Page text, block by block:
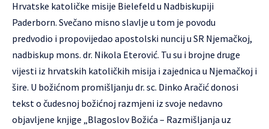
Hrvatske katoličke misije Bielefeld u Nadbiskupiji
Paderborn. Svečano misno slavlje u tom je povodu
predvodio i propovijedao apostolski nuncij u SR Njemačkoj,
nadbiskup mons. dr. Nikola Eterović. Tu su i brojne druge
vijesti iz hrvatskih katoličkih misija i zajednica u Njemačkoj i
šire. U božićnom promišljanju dr. sc. Dinko Aračić donosi
tekst o čudesnoj božićnoj razmjeni iz svoje nedavno
objavljene knjige „Blagoslov Božića – Razmišljanja uz